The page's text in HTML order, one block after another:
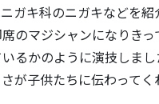
ガキ科のニガキなどを
のマジシャンになりき
るかのように演技しま
子供たちに伝わってく